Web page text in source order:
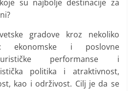
su najbolje destinacije za
gradove kroz nekoliko
ekonomske i poslovne
performanse i
politika i atraktivnost,
kao i održivost. Cilj je da se